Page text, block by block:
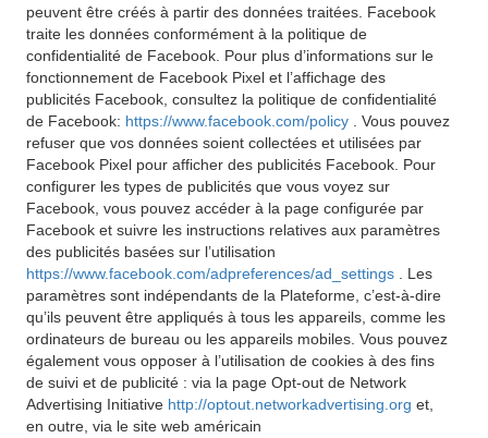
peuvent être créés à partir des données traitées. Facebook
traite les données conformément à la politique de
confidentialité de Facebook. Pour plus d’informations sur le
fonctionnement de Facebook Pixel et l’affichage des
publicités Facebook, consultez la politique de confidentialité
de Facebook: https://www.facebook.com/policy
. Vous pouvez
refuser que vos données soient collectées et utilisées par
Facebook Pixel pour afficher des publicités Facebook. Pour
configurer les types de publicités que vous voyez sur
Facebook, vous pouvez accéder à la page configurée par
Facebook et suivre les instructions relatives aux paramètres
des publicités basées sur l’utilisation
https://www.facebook.com/adpreferences/ad_settings
. Les
paramètres sont indépendants de la Plateforme, c’est-à-dire
qu’ils peuvent être appliqués à tous les appareils, comme les
ordinateurs de bureau ou les appareils mobiles. Vous pouvez
également vous opposer à l’utilisation de cookies à des fins
de suivi et de publicité : via la page Opt-out de Network
Advertising Initiative http://optout.networkadvertising.org et,
en outre, via le site web américain